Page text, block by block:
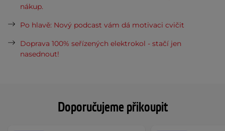
Doporučujeme přikoupit
nákup.
Po hlavě: Nový podcast vám dá motivaci cvičit
Doprava 100% seřízených elektrokol - stačí jen
nasednout!